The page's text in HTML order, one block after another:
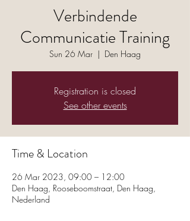
Verbindende
Communicatie Training
Sun 26 Mar
  |
Den Haag
Registration is closed
See other events
Time & Location
26 Mar 2023, 09:00 – 12:00
Den Haag, Rooseboomstraat, Den Haag,
Nederland